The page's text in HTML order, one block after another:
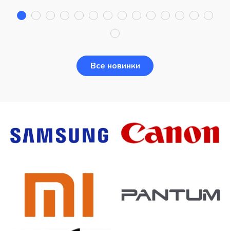
Все новинки